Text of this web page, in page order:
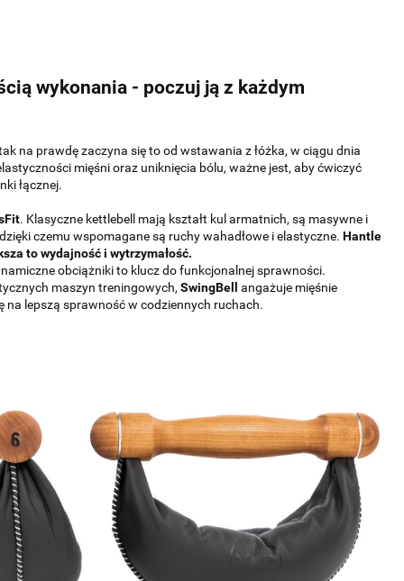
wykonania - poczuj ją z każdym
na prawdę zaczyna się to od wstawania z łóżka, w ciągu dnia
mięśni oraz uniknięcia bólu, ważne jest, aby ćwiczyć
łącznej.
. Klasyczne kettlebell mają kształt kul armatnich, są masywne i
czemu wspomagane są ruchy wahadłowe i elastyczne. Hantle
to wydajność i wytrzymałość.
obciążniki to klucz do funkcjonalnej sprawności.
maszyn treningowych, SwingBell
angażuje mięśnie
na lepszą sprawność w codziennych ruchach.